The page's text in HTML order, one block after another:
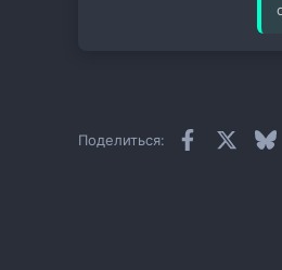
Поделиться: Facebook